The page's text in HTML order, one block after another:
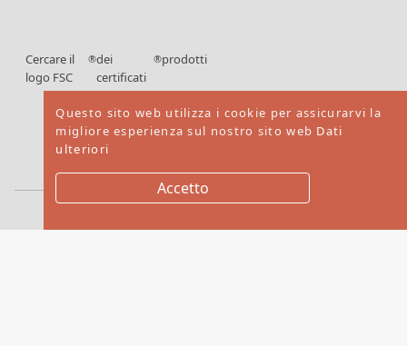
Cercare il
logo FSC
®dei
certificati
FSC
®prodotti
Questo sito web utilizza i cookie per assicurarvi la
migliore esperienza sul nostro sito web Dati
ulteriori
Accetto